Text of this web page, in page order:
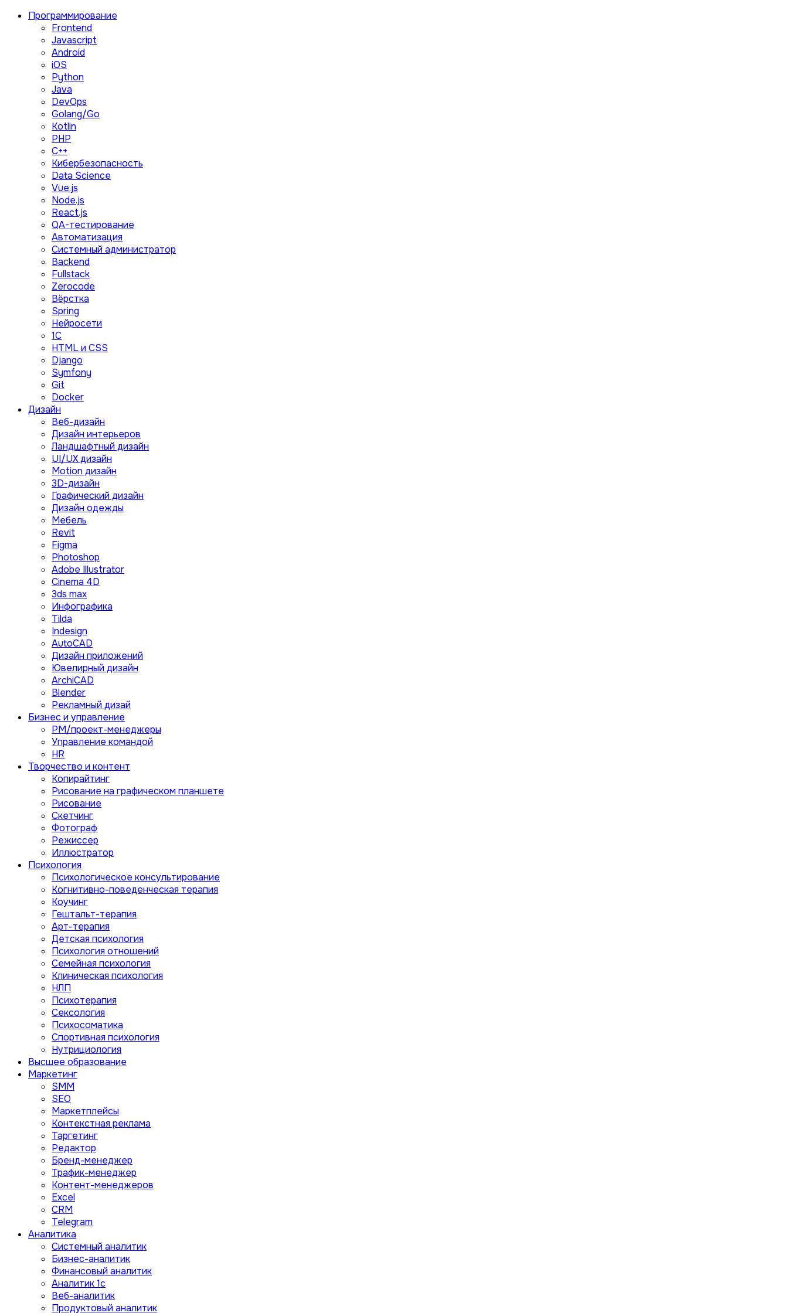
Программирование
Frontend
Javascript
Android
iOS
Python
Java
DevOps
Golang/Go
Kotlin
PHP
C++
Кибербезопасность
Data Science
Vue.js
Node.js
React.js
QA-тестирование
Автоматизация
Системный администратор
Backend
Fullstack
Zerocode
Вёрстка
Spring
Нейросети
1C
HTML и CSS
Django
Symfony
Git
Docker
Дизайн
Веб-дизайн
Дизайн интерьеров
Ландшафтный дизайн
UI/UX дизайн
Motion дизайн
3D-дизайн
Графический дизайн
Дизайн одежды
Мебель
Revit
Figma
Photoshop
Adobe Illustrator
Сinema 4D
3ds max
Инфографика
Tilda
Indesign
AutoCAD
Дизайн приложений
Ювелирный дизайн
ArchiCAD
Blender
Рекламный дизай
Бизнес и управление
PM/проект-менеджеры
Управление командой
HR
Творчество и контент
Копирайтинг
Рисование на графическом планшете
Рисование
Скетчинг
Фотограф
Режиссер
Иллюстратор
Психология
Психологическое консультирование
Когнитивно-поведенческая терапия
Коучинг
Гештальт-терапия
Арт-терапия
Детская психология
Психология отношений
Семейная психология
Клиническая психология
НЛП
Психотерапия
Сексология
Психосоматика
Спортивная психология
Нутрициология
Высшее образование
Маркетинг
SMM
SEO
Маркетплейсы
Контекстная реклама
Таргетинг
Редактор
Бренд-менеджер
Трафик-менеджер
Контент-менеджеров
Excel
CRM
Telegram
Аналитика
Системный аналитик
Бизнес-аналитик
Финансовый аналитик
Aналитик 1с
Веб-аналитик
Продуктовый аналитик